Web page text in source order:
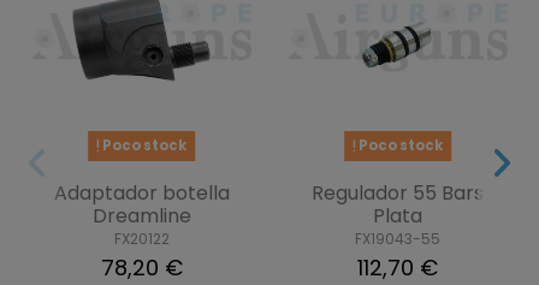
Poco stock
Adaptador botella
Dreamline
FX20122
78,20 €
Poco stock
Regulador 55 Bars
Plata
FX19043-55
112,70 €